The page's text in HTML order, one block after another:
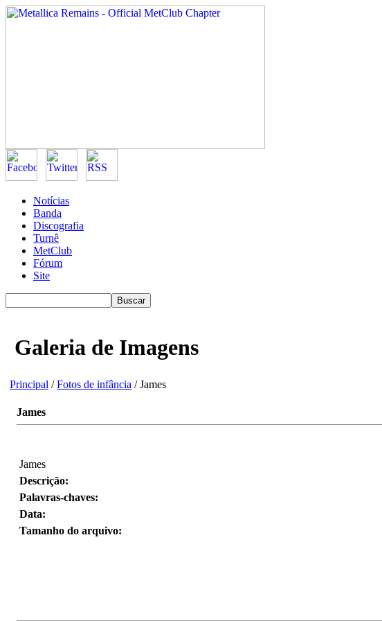
Notícias
Banda
Discografia
Turnê
MetClub
Fórum
Site
Galeria de Imagens
Principal /Fotos de infância / James
James
James
Descrição:
Palavras-chaves:
Data:
Tamanho do arquivo: